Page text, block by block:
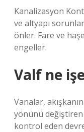
Kanalizasyon
ve altyapı
önler. Fare ve
engeller.
Valf ne
Vanalar,
yönünü değiştiren
kontrol eden